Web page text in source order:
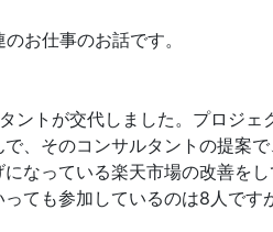
お仕事のお話です。
ントが交代しました。プロジ
、そのコンサルタントの提案
なっている楽天市場の改善を
ても参加しているのは8人です